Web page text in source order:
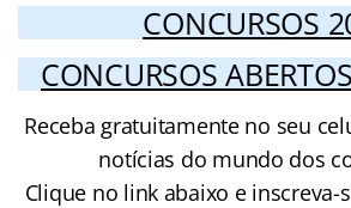
CONCURSOS
CONCURSOS
Receba gratuitamente no seu
notícias do mundo dos
Clique no link abaixo e inscreva-